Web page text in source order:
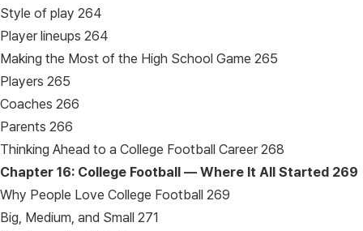
Style of play 264
Player lineups 264
Making the Most of the High School Game 265
Players 265
Coaches 266
Parents 266
Thinking Ahead to a College Football Career 268
Chapter 16: College Football — Where It All Started 269
Why People Love College Football 269
Big, Medium, and Small 271